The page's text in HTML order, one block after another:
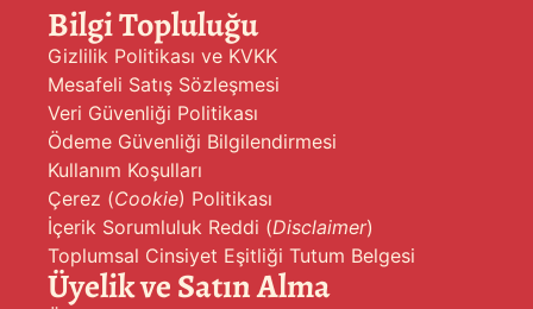
Bilgi Topluluğu
Gizlilik Politikası ve KVKK
Mesafeli Satış Sözleşmesi
Veri Güvenliği Politikası
Ödeme Güvenliği Bilgilendirmesi
Kullanım Koşulları
Çerez (Cookie) Politikası
İçerik Sorumluluk Reddi (Disclaimer)
Toplumsal Cinsiyet Eşitliği Tutum Belgesi
Üyelik ve Satın Alma